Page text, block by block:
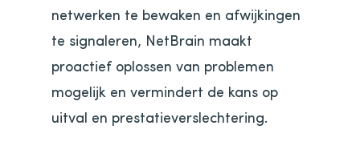
netwerken te bewaken en afwijkingen
te signaleren, NetBrain maakt
proactief oplossen van problemen
mogelijk en vermindert de kans op
uitval en prestatieverslechtering.